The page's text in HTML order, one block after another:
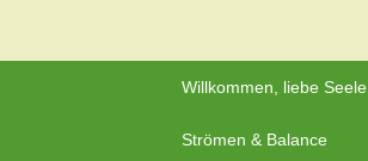
Willkommen, liebe Seele
Strömen & Balance